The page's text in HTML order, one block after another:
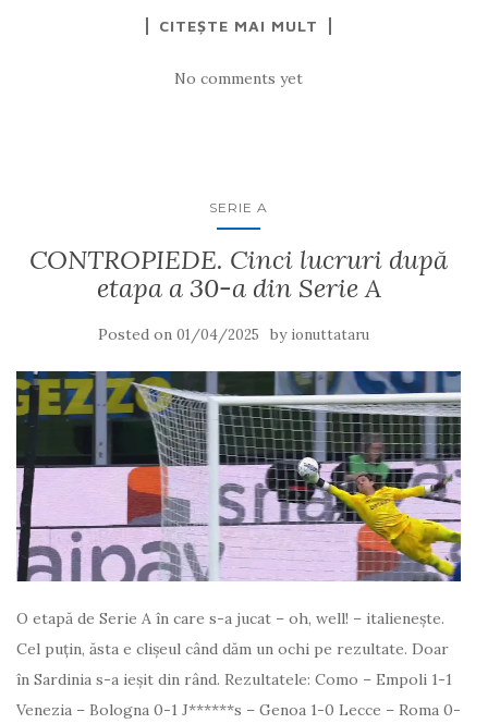
CITEȘTE MAI MULT
No comments yet
SERIE A
CONTROPIEDE. Cinci lucruri după
etapa a 30-a din Serie A
Posted on 01/04/2025 by ionuttataru
O etapă de Serie A în care s-a jucat – oh, well! – italienește.
Cel puțin, ăsta e clișeul când dăm un ochi pe rezultate. Doar
în Sardinia s-a ieșit din rând. Rezultatele: Como – Empoli 1-1
Venezia – Bologna 0-1 J******s – Genoa 1-0 Lecce – Roma 0-